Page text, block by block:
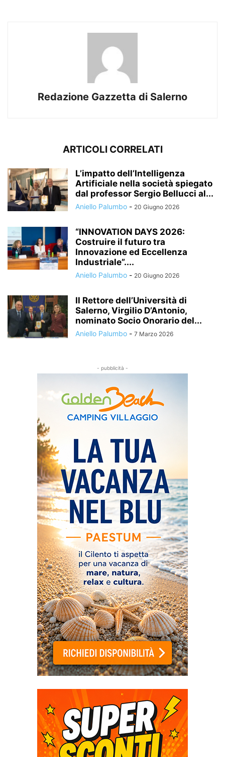
Redazione Gazzetta di Salerno
ARTICOLI CORRELATI
L’impatto dell’Intelligenza
Artificiale nella società spiegato
dal professor Sergio Bellucci al...
Aniello Palumbo - 20 Giugno 2026
“INNOVATION DAYS 2026:
Costruire il futuro tra
Innovazione ed Eccellenza
Industriale”....
Aniello Palumbo - 20 Giugno 2026
Il Rettore dell’Università di
Salerno, Virgilio D’Antonio,
nominato Socio Onorario del...
Aniello Palumbo - 7 Marzo 2026
- pubblicità -